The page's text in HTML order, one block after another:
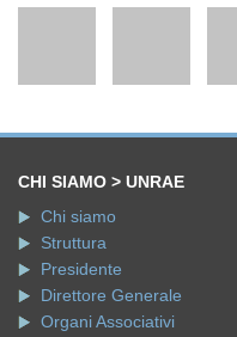
CHI SIAMO > UNRAE
Chi siamo
Struttura
Presidente
Direttore Generale
Organi Associativi